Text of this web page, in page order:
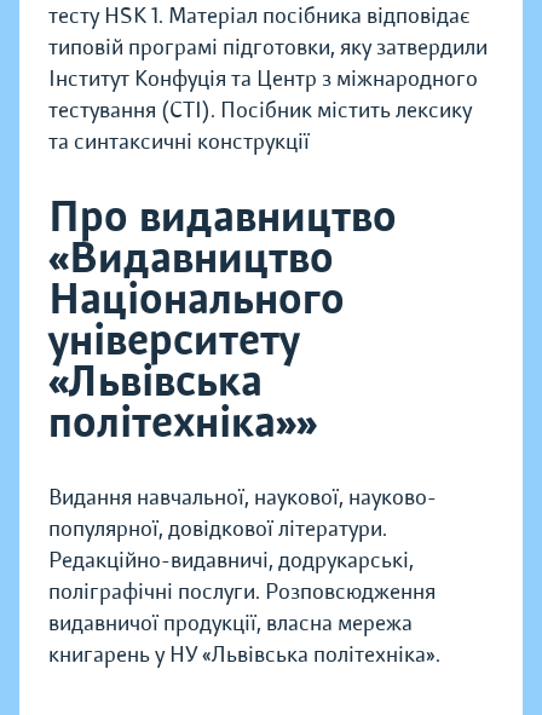
тесту HSK 1. Матеріал посібника відповідає
типовій програмі підготовки, яку затвердили
Інститут Конфуція та Центр з міжнародного
тестування (CTI). Посібник містить лексику
та синтаксичні конструкції
Про видавництво
«Видавництво
Національного
університету
«Львівська
політехніка»»
Видання навчальної, наукової, науково-
популярної, довідкової літератури.
Редакційно-видавничі, додрукарські,
поліграфічні послуги. Розповсюдження
видавничої продукції, власна мережа
книгарень у НУ «Львівська політехніка».